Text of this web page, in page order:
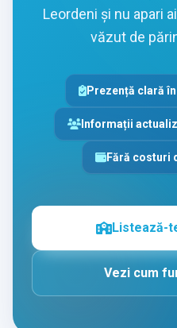
Leordeni și nu apari
văzut de
Prezență clară
Informații
Fără costuri
Listează-
Vezi cum